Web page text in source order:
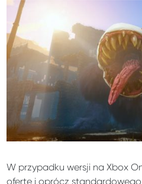
W przypadku wersji na Xbox
ofertę i oprócz